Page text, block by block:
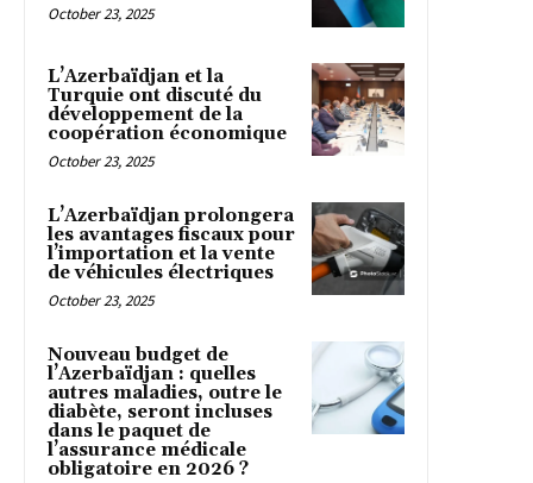
October 23, 2025
L’Azerbaïdjan et la
Turquie ont discuté du
développement de la
coopération économique
October 23, 2025
L’Azerbaïdjan prolongera
les avantages fiscaux pour
l’importation et la vente
de véhicules électriques
October 23, 2025
Nouveau budget de
l’Azerbaïdjan : quelles
autres maladies, outre le
diabète, seront incluses
dans le paquet de
l’assurance médicale
obligatoire en 2026 ?